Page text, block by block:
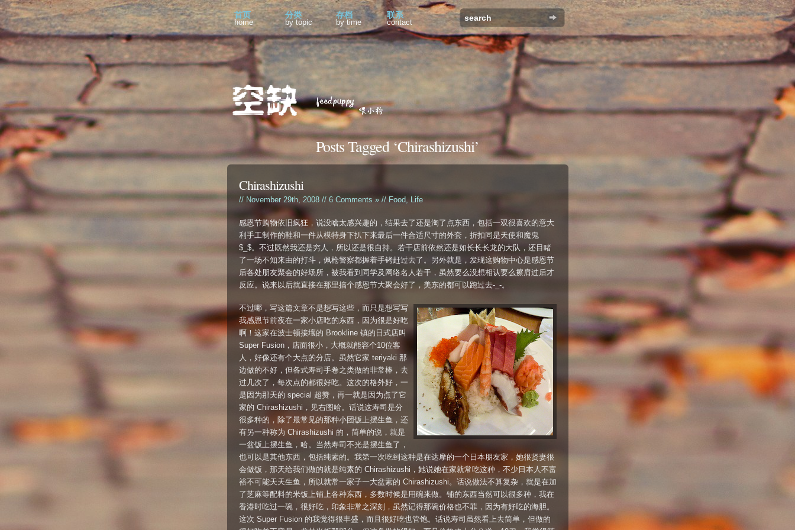
首页
home
分类
by topic
存档
by time
联系
contact
Posts Tagged ‘Chirashizushi’
Chirashizushi
// November 29th, 2008 // 6 Comments »// Food,Life
感恩节购物依旧疯狂，说没啥太感兴趣的，结果去了还是淘了点东西，包括一双很喜欢的意大
利手工制作的鞋和一件从模特身下扒下来最后一件合适尺寸的外套，折扣同是天使和魔鬼
$_$。不过既然我还是穷人，所以还是很自持。若干店前依然还是如长长长龙的大队，还目睹
了一场不知来由的打斗，佩枪警察都握着手铐赶过去了。另外就是，发现这购物中心是感恩节
后各处朋友聚会的好场所，被我看到同学及网络名人若干，虽然要么没想相认要么擦肩过后才
反应。说来以后就直接在那里搞个感恩节大聚会好了，美东的都可以跑过去-_-。
不过哪，写这篇文章不是想写这些，而只是想写写
我感恩节前夜在一家小店吃的东西，因为很是好吃
啊！这家在波士顿接壤的 Brookline 镇的日式店叫
Super Fusion，店面很小，大概就能容个10位客
人，好像还有个大点的分店。虽然它家 teriyaki 那
边做的不好，但各式寿司手卷之类做的非常棒，去
过几次了，每次点的都很好吃。这次的格外好，一
是因为那天的 special 超赞，再一就是因为点了它
家的 Chirashizushi，见右图哈。话说这寿司是分
很多种的，除了最常见的那种小团饭上摆生鱼，还
有另一种称为 Chirashizushi 的，简单的说，就是
一盆饭上摆生鱼，哈。当然寿司不光是摆生鱼了，
也可以是其他东西，包括纯素的。我第一次吃到这种是在达摩的一个日本朋友家，她很贤妻很
会做饭，那天给我们做的就是纯素的 Chirashizushi，她说她在家就常吃这种，不少日本人不富
裕不可能天天生鱼，所以就常一家子一大盆素的 Chirashizushi。话说做法不算复杂，就是在加
了芝麻等配料的米饭上铺上各种东西，多数时候是用碗来做。铺的东西当然可以很多种，我在
香港时吃过一碗，很好吃，印象非常之深刻，虽然记得那碗价格也不菲，因为有好吃的海胆。
这次 Super Fusion 的我觉得很丰盛，而且很好吃也管饱。话说寿司虽然看上去简单，但做的